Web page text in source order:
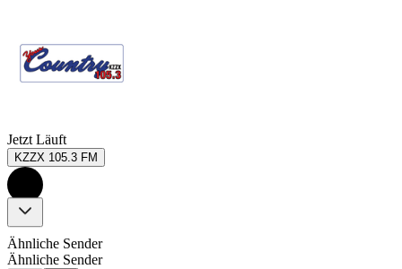
Jetzt Läuft
KZZX 105.3 FM
Ähnliche Sender
Ähnliche Sender